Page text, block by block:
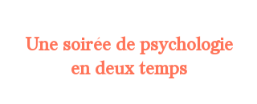
Une soirée de psychologie
en deux temps